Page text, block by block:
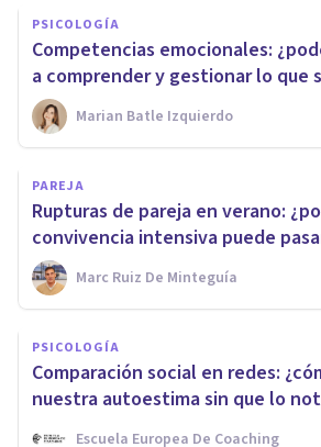
PSICOLOGÍA
Competencias emocionales:
a comprender y gestionar lo que
Marian Batle Izquierdo
PAREJA
Rupturas de pareja en verano:
convivencia intensiva puede
Marc Ruiz De Minteguía
PSICOLOGÍA
Comparación social en redes:
nuestra autoestima sin que lo
Escuela Europea De Coaching